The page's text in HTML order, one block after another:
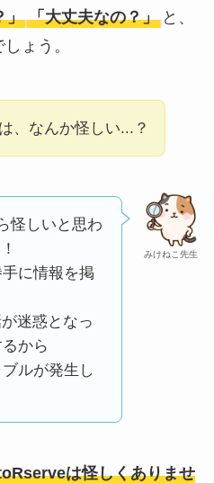
ユリカコーポレーシ
ョンは怪しい？口コ
ミ・評価が正直ヤバ
【怪しい？】株式会
社TAPPの口コミ・評
Temuは怪しい？口コ
ミ・評判が正直ヤバ
いって本当？
」 「大丈夫なの？」 と、
ょう。
、なんか怪しい...？
みけねこ先生
怪しいと思わ
に情報を掲
迷惑となっ
から
ルが発生し
は怪しくありませ